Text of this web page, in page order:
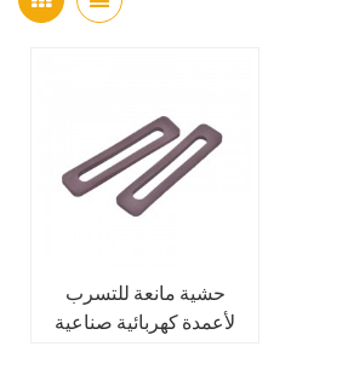
حشية مانعة للتسرب
لأعمدة كهربائية صناعية